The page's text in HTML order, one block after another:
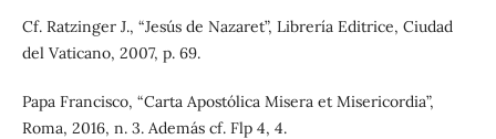
Cf. Ratzinger J., “Jesús de Nazaret”, Librería Editrice, Ciudad
del Vaticano, 2007, p. 69.
Papa Francisco, “Carta Apostólica Misera et Misericordia”,
Roma, 2016, n. 3. Además cf. Flp 4, 4.